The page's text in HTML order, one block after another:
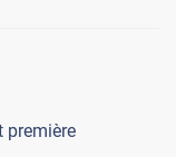
première